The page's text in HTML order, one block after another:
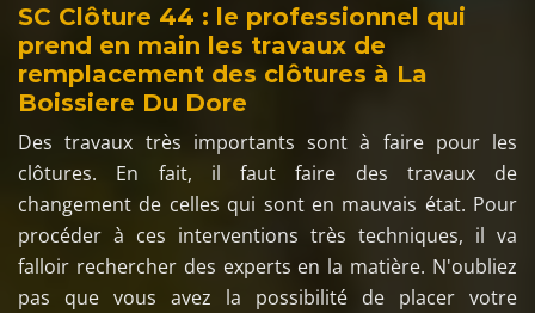
SC Clôture 44 : le professionnel qui
prend en main les travaux de
remplacement des clôtures à La
Boissiere Du Dore
Des travaux très importants sont à faire pour les
clôtures. En fait, il faut faire des travaux de
changement de celles qui sont en mauvais état. Pour
procéder à ces interventions très techniques, il va
falloir rechercher des experts en la matière. N'oubliez
pas que vous avez la possibilité de placer votre